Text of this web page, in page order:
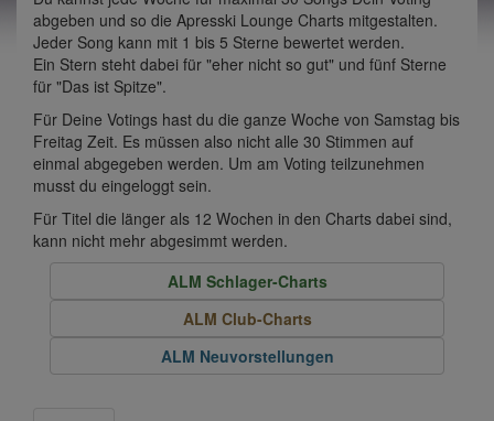
abgeben und so die Apresski Lounge Charts mitgestalten.
Jeder Song kann mit 1 bis 5 Sterne bewertet werden.
Ein Stern steht dabei für "eher nicht so gut" und fünf Sterne
für "Das ist Spitze".
Für Deine Votings hast du die ganze Woche von Samstag bis
Freitag Zeit. Es müssen also nicht alle 30 Stimmen auf
einmal abgegeben werden. Um am Voting teilzunehmen
musst du eingeloggt sein.
Für Titel die länger als 12 Wochen in den Charts dabei sind,
kann nicht mehr abgesimmt werden.
ALM Schlager-Charts
ALM Club-Charts
ALM Neuvorstellungen